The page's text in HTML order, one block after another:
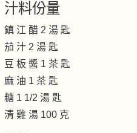
汁料份量
鎮 江 醋 2 湯 匙
茄 汁 2 湯 匙
豆 板 醬 1 茶 匙
麻 油 1 茶 匙
糖 1 1/2 湯 匙
清 雞 湯 100 克